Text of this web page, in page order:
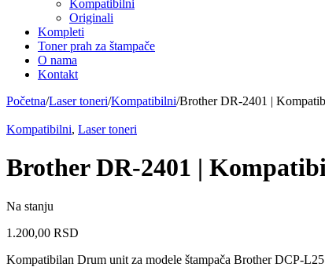
Kompatibilni
Originali
Kompleti
Toner prah za štampače
O nama
Kontakt
Početna/Laser toneri/Kompatibilni/Brother DR-2401 |
Kompatibilni, Laser toneri
Brother DR-2401 |
Na stanju
1.200,00 RSD
Kompatibilan Drum unit za modele štampača Brother DCP-